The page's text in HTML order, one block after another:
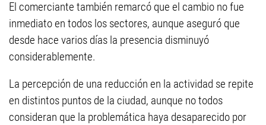
El comerciante también remarcó que el cambio no fue
inmediato en todos los sectores, aunque aseguró que
desde hace varios días la presencia disminuyó
considerablemente.
La percepción de una reducción en la actividad se repite
en distintos puntos de la ciudad, aunque no todos
consideran que la problemática haya desaparecido por